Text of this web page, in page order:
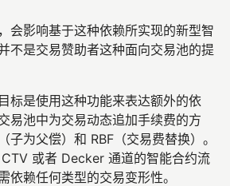
会影响基于这种依赖所实现的新型智
不是交易赞助者这种面向交易池的提
标是使用这种功能来表达额外的依
易池中为交易动态追加手续费的方
子为父偿）和 RBF（交易费替换）。
或者 Decker 通道的智能合约流
依赖任何类型的交易变形性。